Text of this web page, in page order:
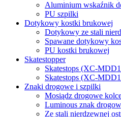
Aluminium wskaźnik
PU szpilki
Dotykowy kostki brukowej
Dotykowy ze stali
Spawane dotykowy
PU kostki brukowej
Skatestopper
Skatestops (XC-
Skatestops (XC-
Znaki drogowe i szpilki
Mosiądz drogowe
Luminous znak
Ze stali nierdzewnej